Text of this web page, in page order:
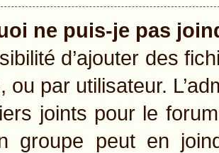
ne puis-je pas
d’ajouter des
ou par utilisateur.
joints pour le
groupe peut en